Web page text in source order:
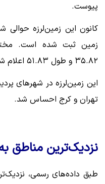
پیوست.
زمین ثبت شده است.
۳۵.۸۲ و طول ۵۱.۸۳ اعلام شده است.
این زمین‌لرزه در شهرهای
تهران و کرج احساس شد.
نزدیک‌ترین مناطق به
طبق داده‌های رسمی،